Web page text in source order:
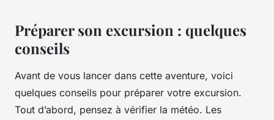
Préparer son excursion : quelques
conseils
Avant de vous lancer dans cette aventure, voici
quelques conseils pour préparer votre excursion.
Tout d’abord, pensez à vérifier la météo. Les